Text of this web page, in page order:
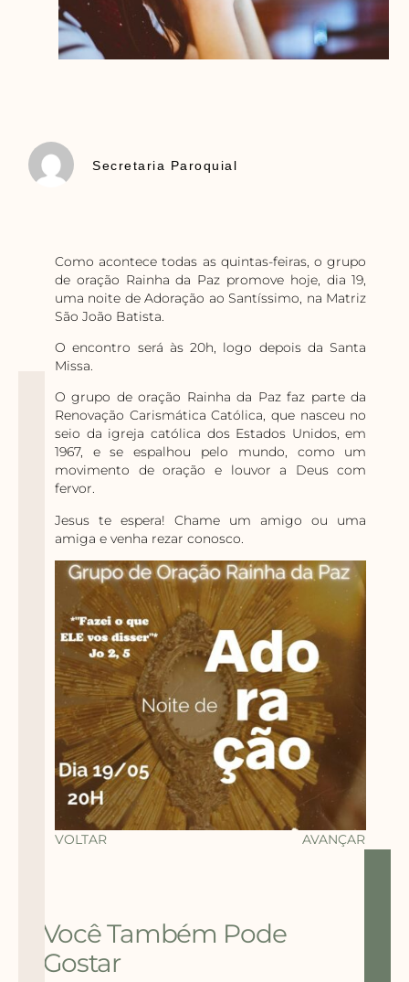
Secretaria Paroquial
Como acontece todas as quintas-feiras, o grupo
de oração Rainha da Paz promove hoje, dia 19,
uma noite de Adoração ao Santíssimo, na Matriz
São João Batista.
O encontro será às 20h, logo depois da Santa
Missa.
O grupo de oração Rainha da Paz faz parte da
Renovação Carismática Católica, que nasceu no
seio da igreja católica dos Estados Unidos, em
1967, e se espalhou pelo mundo, como um
movimento de oração e louvor a Deus com
fervor.
Jesus te espera! Chame um amigo ou uma
amiga e venha rezar conosco.
VOLTAR AVANÇAR
Você Também Pode
Gostar